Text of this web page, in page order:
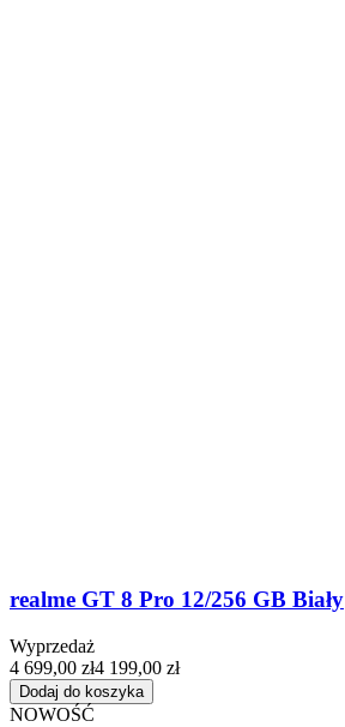
realme GT 8 Pro 12/256 GB Biały
Wyprzedaż
4 699,00 zł4 199,00 zł
Dodaj do koszyka
NOWOŚĆ